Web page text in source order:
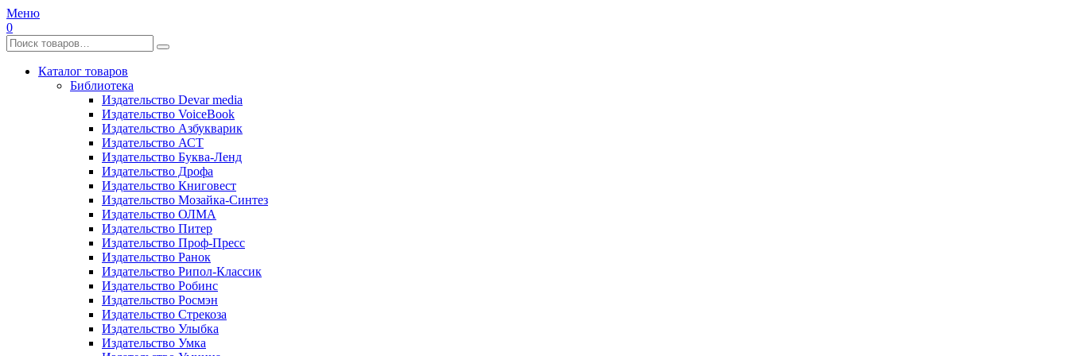
Меню
0
Каталог товаров
Библиотека
Издательство Devar media
Издательство VoiceBook
Издательство Азбукварик
Издательство АСТ
Издательство Буква-Ленд
Издательство Дрофа
Издательство Книговест
Издательство Мозайка-Синтез
Издательство ОЛМА
Издательство Питер
Издательство Проф-Пресс
Издательство Ранок
Издательство Рипол-Классик
Издательство Робинс
Издательство Росмэн
Издательство Стрекоза
Издательство Улыбка
Издательство Умка